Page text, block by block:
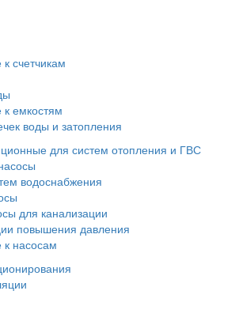
счетчикам
емкостям
воды и затопления
для систем отопления и ГВС
водоснабжения
для канализации
повышения давления
насосам